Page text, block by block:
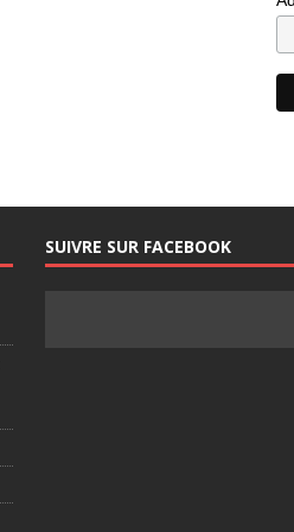
SUIVRE SUR FACEBOOK